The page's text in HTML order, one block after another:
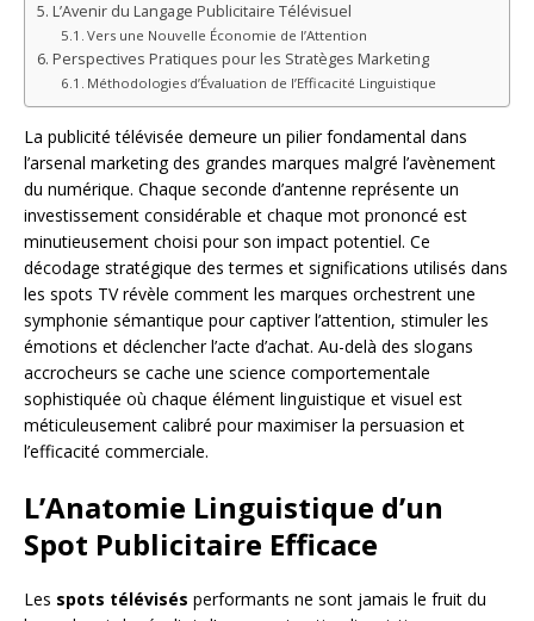
L’Avenir du Langage Publicitaire Télévisuel
Vers une Nouvelle Économie de l’Attention
Perspectives Pratiques pour les Stratèges Marketing
Méthodologies d’Évaluation de l’Efficacité Linguistique
La publicité télévisée demeure un pilier fondamental dans
l’arsenal marketing des grandes marques malgré l’avènement
du numérique. Chaque seconde d’antenne représente un
investissement considérable et chaque mot prononcé est
minutieusement choisi pour son impact potentiel. Ce
décodage stratégique des termes et significations utilisés dans
les spots TV révèle comment les marques orchestrent une
symphonie sémantique pour captiver l’attention, stimuler les
émotions et déclencher l’acte d’achat. Au-delà des slogans
accrocheurs se cache une science comportementale
sophistiquée où chaque élément linguistique et visuel est
méticuleusement calibré pour maximiser la persuasion et
l’efficacité commerciale.
L’Anatomie Linguistique d’un
Spot Publicitaire Efficace
Les spots télévisés performants ne sont jamais le fruit du